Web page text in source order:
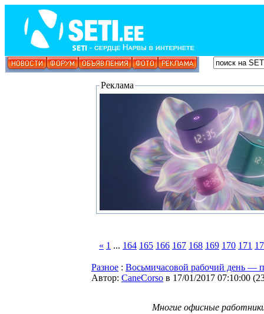
Реклама
« 1 ... 164 165 166 167 168 169 170 171
Разное : Восьмичасовой рабочий день —
Автор: CaneCorso в 17/01/2017 07:10:00 (
Многие офисные